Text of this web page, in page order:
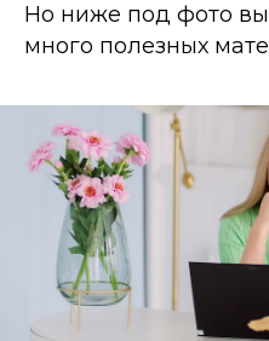
Но ниже под фото
много полезных